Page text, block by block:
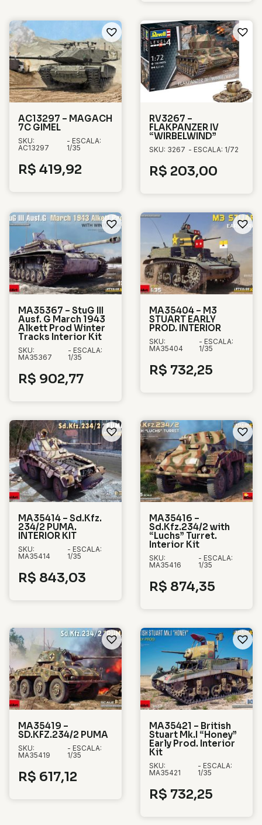
AC13297 – MAGACH
7C GIMEL
SKU:
AC13297
- ESCALA:
1/35
R$ 419,92
RV3267 –
FLAKPANZER IV
“WIRBELWIND”
SKU: 3267 - ESCALA: 1/72
R$ 203,00
MA35367 – StuG III
Ausf. G March 1943
Alkett Prod Winter
Tracks Interior Kit
SKU:
MA35367
- ESCALA:
1/35
R$ 902,77
MA35404 – M3
STUART EARLY
PROD. INTERIOR
SKU:
MA35404
- ESCALA:
1/35
R$ 732,25
MA35414 – Sd.Kfz.
234/2 PUMA.
INTERIOR KIT
SKU:
MA35414
- ESCALA:
1/35
R$ 843,03
MA35416 –
Sd.Kfz.234/2 with
“Luchs” Turret.
Interior Kit
SKU:
MA35416
- ESCALA:
1/35
R$ 874,35
MA35419 –
SD.KFZ.234/2 PUMA
SKU:
MA35419
- ESCALA:
1/35
R$ 617,12
MA35421 – British
Stuart Mk.I “Honey”
Early Prod. Interior
Kit
SKU:
MA35421
- ESCALA:
1/35
R$ 732,25